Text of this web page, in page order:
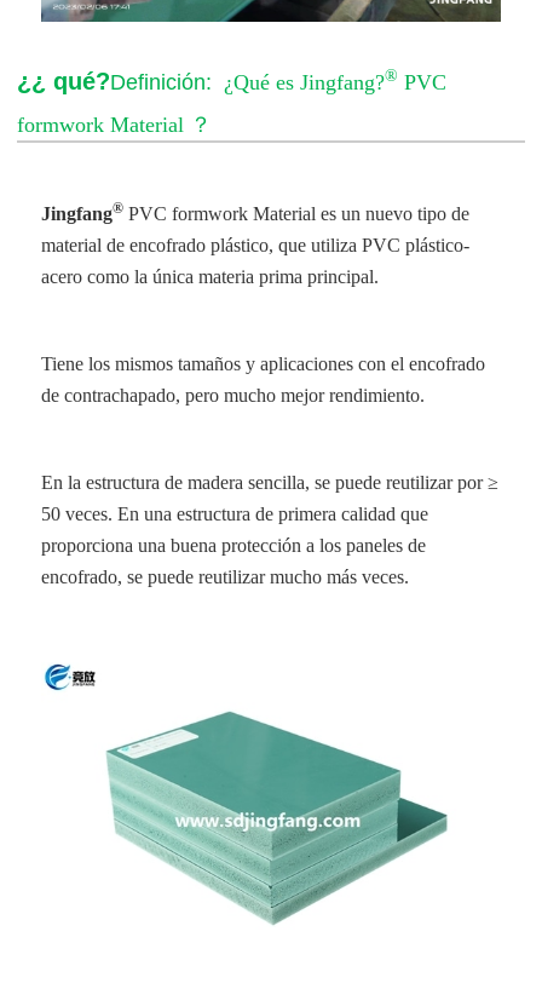
¿¿ qué?Definición: ¿Qué es Jingfang?® PVC
formwork Material ？
Jingfang® PVC formwork Materiales un nuevo tipo de
material de encofrado plástico, que utiliza PVC plástico-
acero como la única materia prima principal.
Tiene los mismos tamaños y aplicaciones con el encofrado
de contrachapado, pero mucho mejor rendimiento.
En la estructura de madera sencilla, se puede reutilizar por ≥
50 veces. En una estructura de primera calidad que
proporciona una buena protección a los paneles de
encofrado, se puede reutilizar mucho más veces.